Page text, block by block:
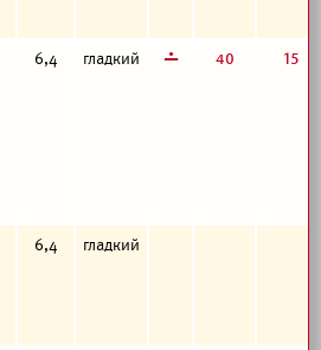
6,4 гладкий г 40 15
6,4 гладкий